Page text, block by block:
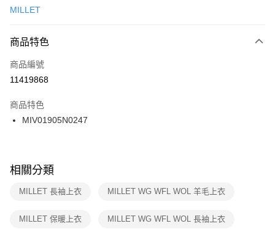
便利好安心！
３．安心：先確認商品／服務後，再付款。
【「AFTEE先享後付」結帳流程】
１．於結帳方式選擇「AFTEE先享後付」後，將跳轉至「AFTEE先享後付」
２．訂單成立數日內，您將收到繳費通知簡訊。
３．收到繳費通知簡訊後14天內，點擊此簡訊中的連結，可透過四大超商／
ATM／網路銀行／等多元方式進行付款，方視為交易完成。
※ 交易是否成功請以「AFTEE先享後付 」之結帳頁面顯示為準，若有關於
是否繳費成功／繳費後需取消欲退款等相關疑問，請聯繫「AFTEE先享後付
客戶支援中心」 https://netprotections.freshdesk.com/support/home
１．透過由恩沛科技股份有限公司提供之「AFTEE先享後付」服務完成之交
運送方式
每筆NT$100，滿NT$1,500(含以上)免運費
宅配
每筆NT$100，滿NT$1,500(含以上)免運費
付款後門市自取
每筆NT$100，滿NT$1,500(含以上)免運費
MILLET
商品特色
商品編號
11419868
商品特色
MIV01905N0247
相關分類
MILLET 長袖上衣 MILLET WG WFL WOL 羊毛上衣
MILLET 保暖上衣 MILLET WG WFL WOL 長袖上衣